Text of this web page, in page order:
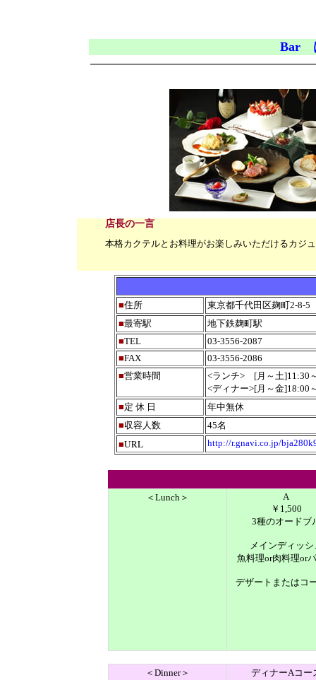
Bar
店長の一言
本格カクテルとお料理がお楽しみいただけるカジ
■住所
東京都千代田区麹町2-8-
■最寄駅
地下鉄麹町駅
■TEL
03-3556-2087
■FAX
03-3556-2086
■営業時間
<ランチ> [月～土]11:30
<ディナー>[月～金]18:00
■定 休 日
年中無休
■収容人数
45名
■URL http://r.gnavi.co.jp/
＜Lunch＞
A
￥1,500
3種のオードブ
メインディッシ
魚料理or肉料理or
デザートまたはコ
＜Dinner＞
ディナーAコー